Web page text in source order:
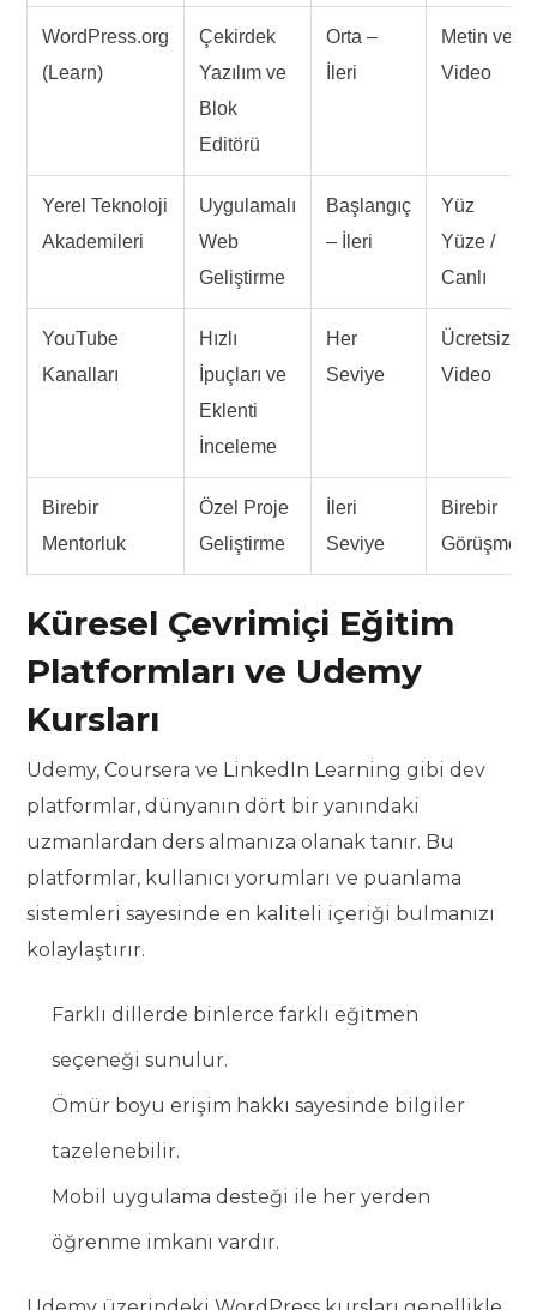
WordPress.org
(Learn)
Çekirdek
Yazılım ve
Blok
Editörü
Orta –
İleri
Metin ve
Video
Yerel Teknoloji
Akademileri
Uygulamalı
Web
Geliştirme
Başlangıç
– İleri
Yüz
Yüze /
Canlı
YouTube
Kanalları
Hızlı
İpuçları ve
Eklenti
İnceleme
Her
Seviye
Ücretsiz
Video
Birebir
Mentorluk
Özel Proje
Geliştirme
İleri
Seviye
Birebir
Görüşme
Küresel Çevrimiçi Eğitim
Platformları ve Udemy
Kursları
Udemy, Coursera ve LinkedIn Learning gibi dev
platformlar, dünyanın dört bir yanındaki
uzmanlardan ders almanıza olanak tanır. Bu
platformlar, kullanıcı yorumları ve puanlama
sistemleri sayesinde en kaliteli içeriği bulmanızı
kolaylaştırır.
Farklı dillerde binlerce farklı eğitmen
seçeneği sunulur.
Ömür boyu erişim hakkı sayesinde bilgiler
tazelenebilir.
Mobil uygulama desteği ile her yerden
öğrenme imkanı vardır.